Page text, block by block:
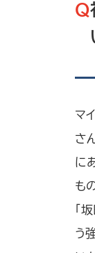
Q
マ
さ
に
も
「
う